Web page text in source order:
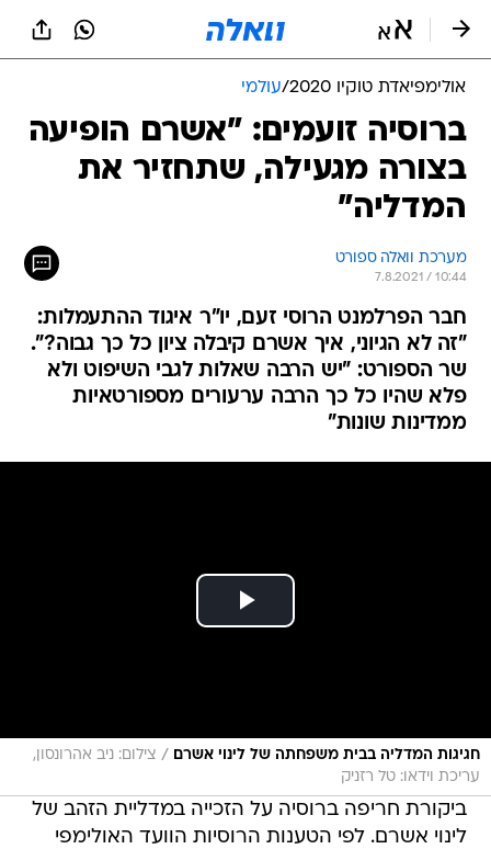
אולימפיאדת טוקיו 2020 /עולמי
ברוסיה זועמים: "אשרם הופיעה
בצורה מגעילה, שתחזיר את
המדליה"
מערכת וואלה ספורט
7.8.2021 / 10:44
חבר הפרלמנט הרוסי זעם, יו"ר איגוד ההתעמלות:
"זה לא הגיוני, איך אשרם קיבלה ציון כל כך גבוה?".
שר הספורט: "יש הרבה שאלות לגבי השיפוט ולא
פלא שהיו כל כך הרבה ערעורים מספורטאיות
ממדינות שונות"
חגיגות המדליה בבית משפחתה של לינוי אשרם / צילום: ניב אהרונסון,
עריכת וידאו: טל רזניק
ביקורת חריפה ברוסיה על הזכייה במדליית הזהב של
לינוי אשרם. לפי הטענות הרוסיות הוועד האולימפי